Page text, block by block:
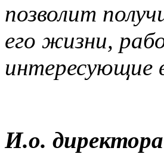
позволит
его жизни,
интересующие
И.о. директора